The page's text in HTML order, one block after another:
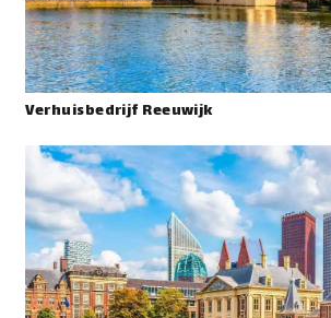
Verhuisbedrijf Reeuwijk